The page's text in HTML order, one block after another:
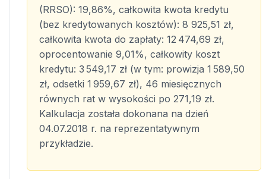
(RRSO): 19,86%, całkowita kwota kredytu
(bez kredytowanych kosztów): 8 925,51 zł,
całkowita kwota do zapłaty: 12 474,69 zł,
oprocentowanie 9,01%, całkowity koszt
kredytu: 3 549,17 zł (w tym: prowizja 1 589,50
zł, odsetki 1 959,67 zł), 46 miesięcznych
równych rat w wysokości po 271,19 zł.
Kalkulacja została dokonana na dzień
04.07.2018 r. na reprezentatywnym
przykładzie.